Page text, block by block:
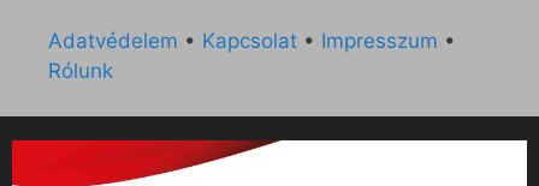
Adatvédelem • Kapcsolat • Impresszum •
Rólunk